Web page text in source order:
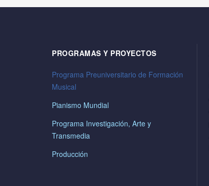
PROGRAMAS Y PROYECTOS
Programa Preuniversitario de Formación
Musical
Pianismo Mundial
Programa Investigación, Arte y
Transmedia
Producción